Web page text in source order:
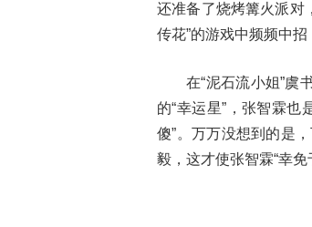
还准备了烧烤篝火派对
传花”的游戏中频频中招
在“泥石流小姐”虞
的“幸运星”，张智霖也
傻”。万万没想到的是
毅，这才使张智霖“幸免